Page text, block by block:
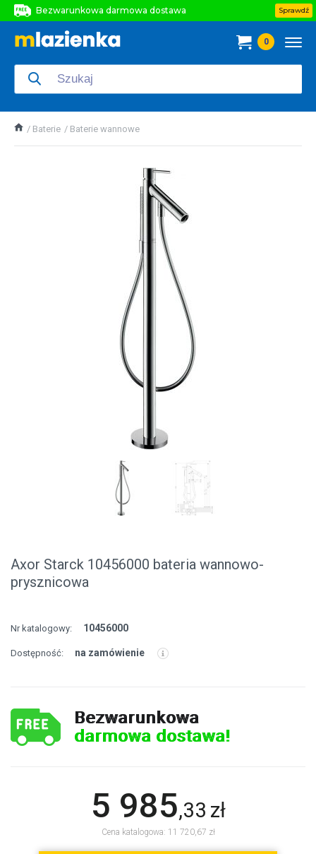
Bezwarunkowa darmowa dostawa
Bezwarunkowa darmowa dostawa
Sprawdź
0
Baterie Baterie wannowe
Axor Starck 10456000 bateria wannowo-
prysznicowa
Nr katalogowy: 10456000
Dostępność: na zamówienie
Bezwarunkowa
darmowa dostawa!
5 985,33 zł
Cena katalogowa: 11 720,67 zł